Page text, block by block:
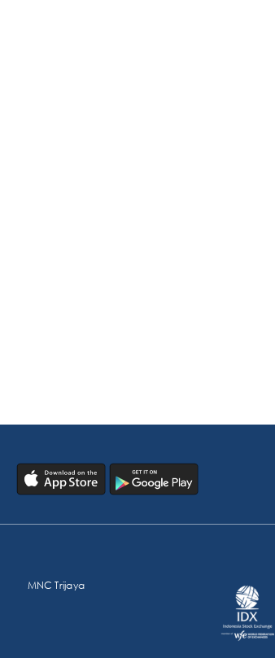
MNC Trijaya